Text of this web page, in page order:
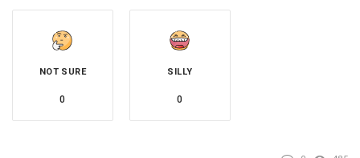
NOT SURE
0
SILLY
0